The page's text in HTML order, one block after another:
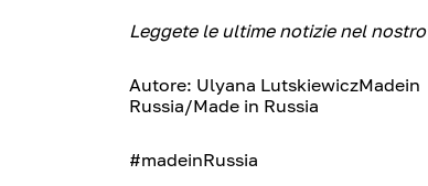
Leggete le ultime notizie nel nostro
Autore: Ulyana LutskiewiczMadein
Russia/Made in Russia
#madeinRussia